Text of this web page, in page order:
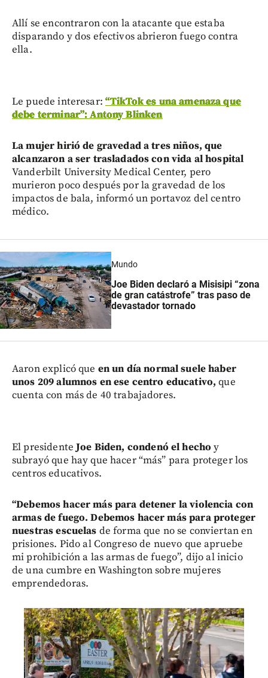
Allí se encontraron con la atacante que estaba
disparando y dos efectivos abrieron fuego contra
ella.
Le puede interesar: “TikTok es una amenaza que
debe terminar”: Antony Blinken
La mujer hirió de gravedad a tres niños, que
alcanzaron a ser trasladados con vida al hospital
Vanderbilt University Medical Center, pero
murieron poco después por la gravedad de los
impactos de bala, informó un portavoz del centro
médico.
Mundo
Joe Biden declaró a Misisipi “zona
de gran catástrofe” tras paso de
devastador tornado
Aaron explicó que en un día normal suele haber
unos 209 alumnos en ese centro educativo,que
cuenta con más de 40 trabajadores.
El presidenteJoe Biden, condenó el hecho y
subrayó que hay que hacer “más” para proteger los
centros educativos.
“Debemos hacer más para detener la violencia con
armas de fuego. Debemos hacer más para proteger
nuestras escuelas de forma que no se conviertan en
prisiones. Pido al Congreso de nuevo que apruebe
mi prohibición a las armas de fuego”, dijo al inicio
de una cumbre en Washington sobre mujeres
emprendedoras.